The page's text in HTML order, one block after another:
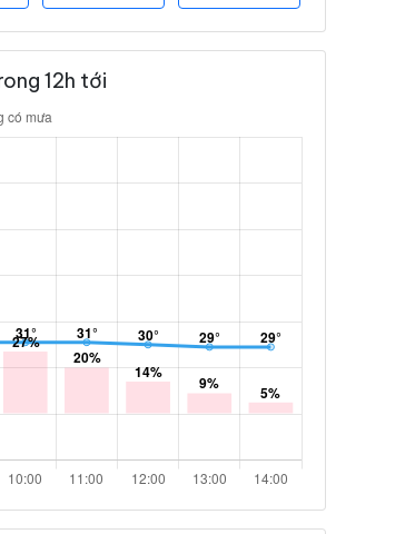
12h tới